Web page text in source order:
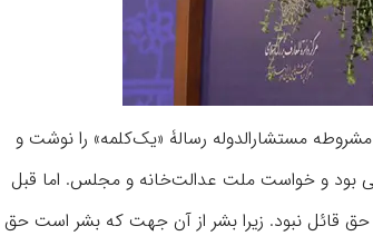
مستشارالدوله رسالۀ «یک‌کلمه» را نوشت و
بود و خواست ملت عدالت‌خانه و مجلس. اما قبل
قائل نبود. زیرا بشر از آن جهت که بشر است حق